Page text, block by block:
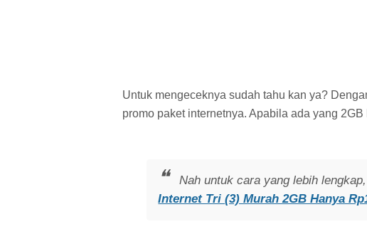
Untuk mengeceknya sudah tahu kan ya?
promo paket internetnya. Apabila ada yang
Nah untuk cara yang lebih
Internet Tri (3) Murah 2GB Hanya